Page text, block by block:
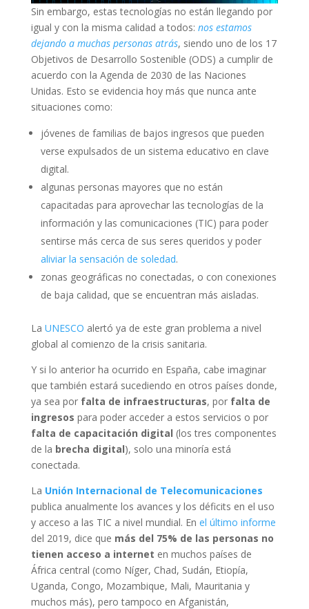
Sin embargo, estas tecnologías no están llegando por
igual y con la misma calidad a todos: nos estamos
dejando a muchas personas atrás, siendo uno de los 17
Objetivos de Desarrollo Sostenible (ODS) a cumplir de
acuerdo con la Agenda de 2030 de las Naciones
Unidas. Esto se evidencia hoy más que nunca ante
situaciones como:
jóvenes de familias de bajos ingresos que pueden
verse expulsados de un sistema educativo en clave
digital.
algunas personas mayores que no están
capacitadas para aprovechar las tecnologías de la
información y las comunicaciones (TIC) para poder
sentirse más cerca de sus seres queridos y poder
aliviar la sensación de soledad.
zonas geográficas no conectadas, o con conexiones
de baja calidad, que se encuentran más aisladas.
La UNESCO alertó ya de este gran problema a nivel
global al comienzo de la crisis sanitaria.
Y si lo anterior ha ocurrido en España, cabe imaginar
que también estará sucediendo en otros países donde,
ya sea por falta de infraestructuras, por falta de
ingresos para poder acceder a estos servicios o por
falta de capacitación digital (los tres componentes
de la brecha digital), solo una minoría está
conectada.
La Unión Internacional de Telecomunicaciones
publica anualmente los avances y los déficits en el uso
y acceso a las TIC a nivel mundial. En el último informe
del 2019, dice que más del 75% de las personas no
tienen acceso a internet en muchos países de
África central (como Níger, Chad, Sudán, Etiopía,
Uganda, Congo, Mozambique, Mali, Mauritania y
muchos más), pero tampoco en Afganistán,